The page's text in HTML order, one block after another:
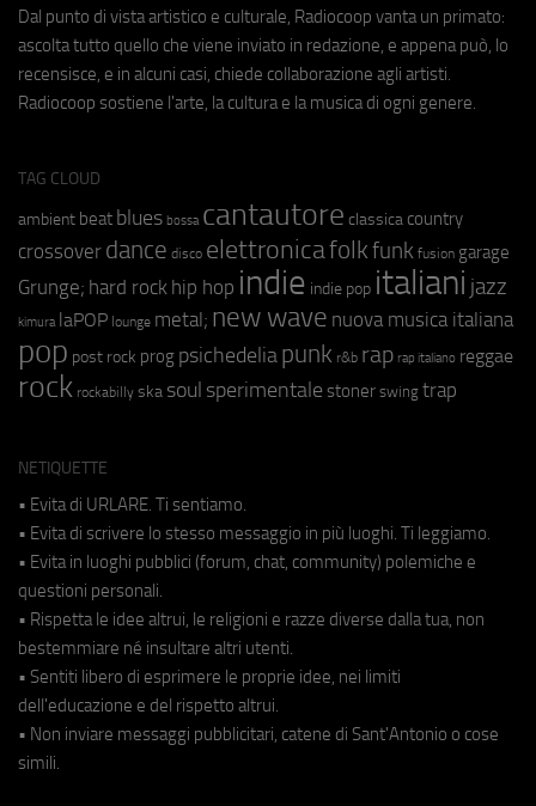
Dal punto di vista artistico e culturale, Radiocoop vanta un primato:
ascolta tutto quello che viene inviato in redazione, e appena può, lo
recensisce, e in alcuni casi, chiede collaborazione agli artisti.
Radiocoop sostiene l'arte, la cultura e la musica di ogni genere.
TAG CLOUD
ambient beat blues bossa cantautore classica country
crossover dance disco elettronicafolkfunk fusion garage
Grunge; hard rock hip hop indie indie pop italiani jazz
kimura laPOP lounge metal; new wave nuova musica italiana
pop post rock prog psichedeliapunk r&b rap rap italiano reggae
rock rockabilly ska soul sperimentale stoner swing trap
NETIQUETTE
• Evita di URLARE. Ti sentiamo.
• Evita di scrivere lo stesso messaggio in più luoghi. Ti leggiamo.
• Evita in luoghi pubblici (forum, chat, community) polemiche e
questioni personali.
• Rispetta le idee altrui, le religioni e razze diverse dalla tua, non
bestemmiare né insultare altri utenti.
• Sentiti libero di esprimere le proprie idee, nei limiti
dell'educazione e del rispetto altrui.
• Non inviare messaggi pubblicitari, catene di Sant'Antonio o cose
simili.